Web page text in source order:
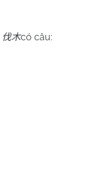
伐木có câu: